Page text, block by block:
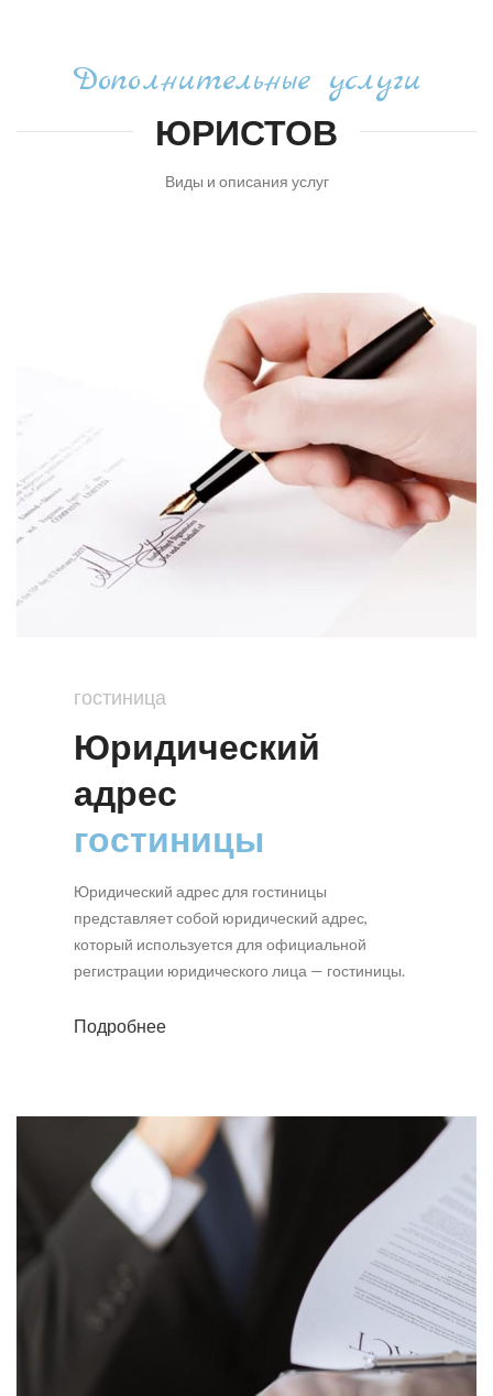
Дополнительные услуги
ЮРИСТОВ
Виды и описания услуг
гостиница
Юридический
адрес
гостиницы
Юридический адрес для гостиницы
представляет собой юридический адрес,
который используется для официальной
регистрации юридического лица — гостиницы.
Подробнее